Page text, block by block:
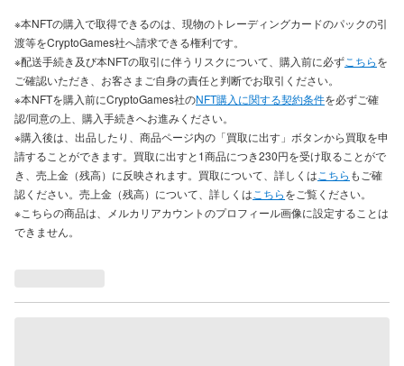
※本NFTの購入で取得できるのは、現物のトレーディングカードのパックの引
渡等をCryptoGames社へ請求できる権利です。
※配送手続き及び本NFTの取引に伴うリスクについて、購入前に必ずこちらを
ご確認いただき、お客さまご自身の責任と判断でお取引ください。
※本NFTを購入前にCryptoGames社のNFT購入に関する契約条件を必ずご確
認/同意の上、購入手続きへお進みください。
※購入後は、出品したり、商品ページ内の「買取に出す」ボタンから買取を申
請することができます。買取に出すと1商品につき230円を受け取ることがで
き、売上金（残高）に反映されます。買取について、詳しくは こちら もご確
認ください。売上金（残高）について、詳しくは こちらをご覧ください。
※こちらの商品は、メルカリアカウントのプロフィール画像に設定することは
できません。